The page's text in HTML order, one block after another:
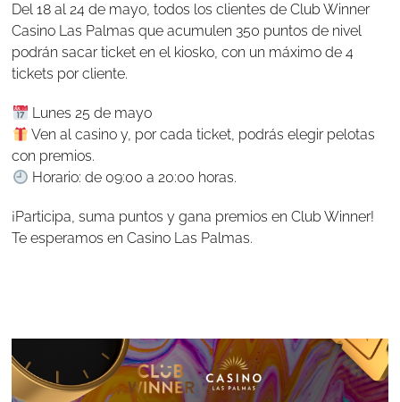
Del 18 al 24 de mayo, todos los clientes de Club Winner
Casino Las Palmas que acumulen 350 puntos de nivel
podrán sacar ticket en el kiosko, con un máximo de 4
tickets por cliente.
Lunes 25 de mayo
Ven al casino y, por cada ticket, podrás elegir pelotas
con premios.
Horario: de 09:00 a 20:00 horas.
¡Participa, suma puntos y gana premios en Club Winner!
Te esperamos en Casino Las Palmas.